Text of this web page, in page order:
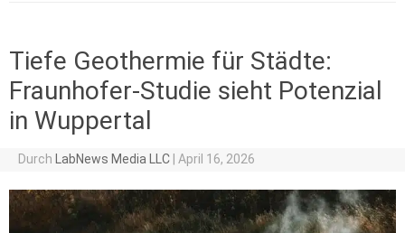
Tiefe Geothermie für Städte:
Fraunhofer-Studie sieht Potenzial
in Wuppertal
Durch LabNews Media LLC April 16, 2026